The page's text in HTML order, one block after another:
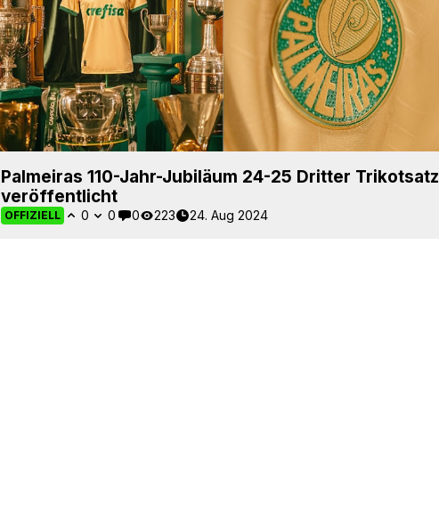
Palmeiras 110-Jahr-Jubiläum 24-25 Dritter Trikotsatz
veröffentlicht
OFFIZIELL 0 0 0 223 24. Aug 2024